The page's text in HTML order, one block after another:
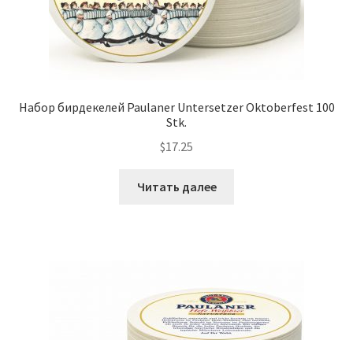
Набор бирдекелей Paulaner Untersetzer Oktoberfest 100
Stk.
$17.25
Читать далее